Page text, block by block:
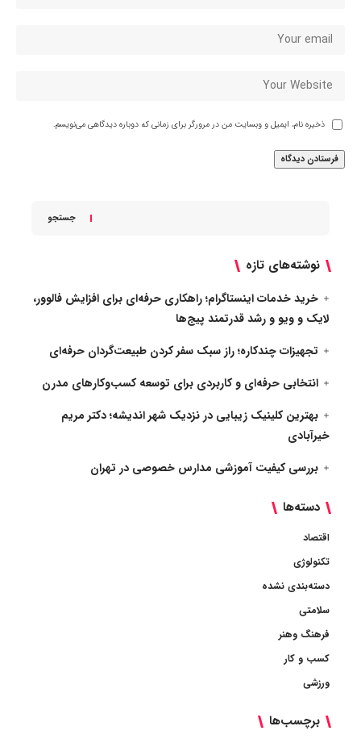
ذخیره نام، ایمیل و وبسایت من در مرورگر برای زمانی که دوباره دیدگاهی می‌نویسم.
جستجو
نوشته‌های تازه
خرید خدمات اینستاگرام؛ راهکاری حرفه‌ای برای افزایش فالوور،
لایک و ویو و رشد قدرتمند پیج‌ها
تجهیزات چندکاره؛ راز سبک سفر کردن طبیعت‌گردان حرفه‌ای
انتخابی حرفه‌ای و کاربردی برای توسعه کسب‌وکارهای مدرن
بهترین کلینیک زیبایی در نزدیک شهر اندیشه؛ دکتر مریم
خیرآبادی
بررسی کیفیت آموزشی مدارس خصوصی در تهران
دسته‌ها
اقتصاد
تکنولوژی
دسته‌بندی نشده
سلامتی
فرهنگ وهنر
کسب و کار
ورزشی
برچسب‌ها